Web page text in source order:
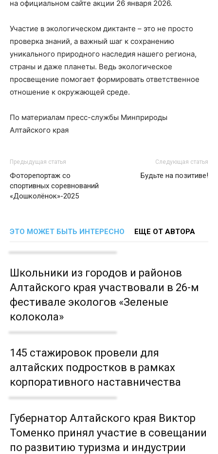
на официальном сайте акции 26 января 2026.
Участие в экологическом диктанте – это не просто
проверка знаний, а важный шаг к сохранению
уникального природного наследия нашего региона,
страны и даже планеты. Ведь экологическое
просвещение помогает формировать ответственное
отношение к окружающей среде.
По материалам пресс-службы Минприроды
Алтайского края
Предыдущая статья
Фоторепортаж со
спортивных соревнований
«Дошколёнок»-2025
Следующая статья
Будьте на позитиве!
ЭТО МОЖЕТ БЫТЬ ИНТЕРЕСНО ЕЩЕ ОТ АВТОРА
Школьники из городов и районов
Алтайского края участвовали в 26-м
фестивале экологов «Зеленые
колокола»
145 стажировок провели для
алтайских подростков в рамках
корпоративного наставничества
Губернатор Алтайского края Виктор
Томенко принял участие в совещании
по развитию туризма и индустрии